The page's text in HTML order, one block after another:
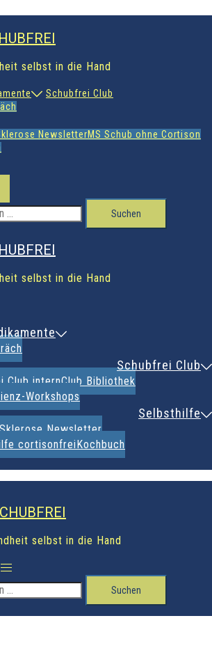
selbst in die Hand
Schubfrei Club
NewsletterMS Schub ohne Cortison
selbst in die Hand
Schubfrei Club
Club internClub Bibliothek
Workshops
Selbsthilfe
Newsletter
cortisonfreiKochbuch
selbst in die Hand